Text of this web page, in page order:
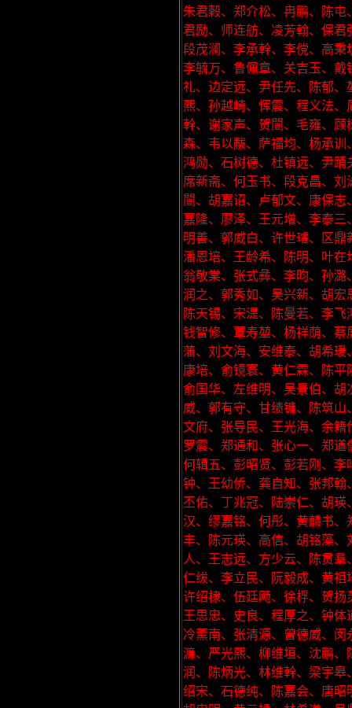
朱君榖、郑介松、冉鹏、陈屯
君励、师连舫、凌芳翰、保君
段茂澜、李承幹、李傥、高秉
李毓万、鲁佩章、关吉玉、戴
礼、边定远、尹任先、陈郁、
熙、孙越崎、恽震、程义法、
幹、谢家声、贺闓、毛雍、顾
森、韦以黻、萨福均、杨承训
鸿勋、石树德、杜镇远、尹踊
席新斋、何玉书、段克昌、刘
闓、胡嘉诏、卢郁文、康保志
嘉隆、廖泽、王元增、李泰三
明善、郭威白、许世璿、区鼎
潘恩培、王龄希、陈明、叶在
翁敬棠、张式彝、李昀、孙潞
润之、郭秀如、吴兴新、胡宏
陈天锡、宋湜、陈曼若、李飞
钱智修、覃寿堃、杨祥荫、蔡
藩、刘文海、安维泰、胡希瑗
康培、俞镜寰、黄仁霖、陈平
俞国华、左维明、吴景伯、胡
威、郭有守、甘绩镛、陈筑山
文府、张导民、王光海、余籍
罗震、郑通和、张心一、郑道
何辑五、彭昭贤、彭若刚、李
钟、王幼侨、龚自知、张邦翰
丕佑、丁兆冠、陆崇仁、胡瑛
汉、缪嘉铭、何彤、黄麟书、
丰、陈元瑛、高信、胡铭藻、
人、王志远、方少云、陈贯羣
仁绂、李立民、阮毅成、黄祖
许绍棣、伍廷飏、徐桴、贺扬
王思忠、史良、程厚之、钟体
冷薰南、张清源、曾德威、闵
濂、严光熙、柳维垣、沈鹏、
润、陈炳光、林维幹、梁宇皋
绍宋、石德纯、陈嘉会、唐昭